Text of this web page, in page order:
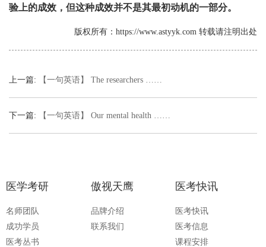
验上的成效，但这种成效并不是其最初动机的一部分。
版权所有：https://www.astyyk.com 转载请注明出处
上一篇: 【一句英语】 The researchers ……
下一篇: 【一句英语】 Our mental health ……
医学考研
名师团队
成功学员
医考丛书
傲视天鹰
品牌介绍
联系我们
医考快讯
医考快讯
医考信息
课程安排